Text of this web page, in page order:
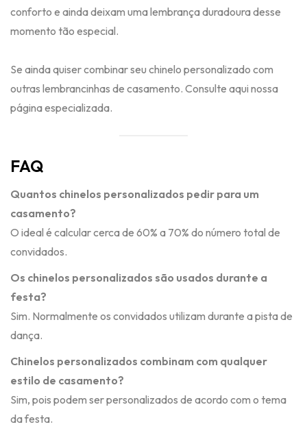
conforto e ainda deixam uma lembrança duradoura desse
momento tão especial.
Se ainda quiser combinar seu chinelo personalizado com
outras lembrancinhas de casamento. Consulte aqui nossa
página especializada.
FAQ
Quantos chinelos personalizados pedir para um
casamento?
O ideal é calcular cerca de 60% a 70% do número total de
convidados.
Os chinelos personalizados são usados durante a
festa?
Sim. Normalmente os convidados utilizam durante a pista de
dança.
Chinelos personalizados combinam com qualquer
estilo de casamento?
Sim, pois podem ser personalizados de acordo com o tema
da festa.